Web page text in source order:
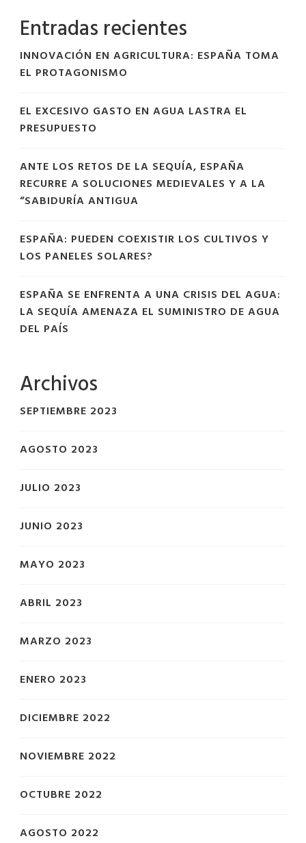
Entradas recientes
INNOVACIÓN EN AGRICULTURA: ESPAÑA TOMA
EL PROTAGONISMO
EL EXCESIVO GASTO EN AGUA LASTRA EL
PRESUPUESTO
ANTE LOS RETOS DE LA SEQUÍA, ESPAÑA
RECURRE A SOLUCIONES MEDIEVALES Y A LA
“SABIDURÍA ANTIGUA
ESPAÑA: PUEDEN COEXISTIR LOS CULTIVOS Y
LOS PANELES SOLARES?
ESPAÑA SE ENFRENTA A UNA CRISIS DEL AGUA:
LA SEQUÍA AMENAZA EL SUMINISTRO DE AGUA
DEL PAÍS
Archivos
SEPTIEMBRE 2023
AGOSTO 2023
JULIO 2023
JUNIO 2023
MAYO 2023
ABRIL 2023
MARZO 2023
ENERO 2023
DICIEMBRE 2022
NOVIEMBRE 2022
OCTUBRE 2022
AGOSTO 2022